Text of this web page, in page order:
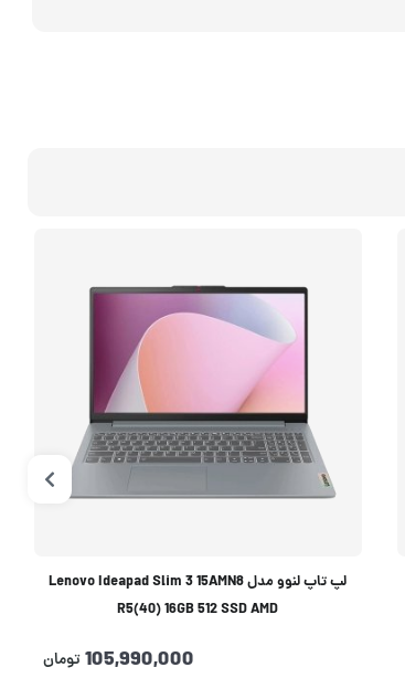
لپ تاپ لنوو مدل Lenovo Ideapad Slim 3 15AMN8
R5(40) 16GB 512 SSD AMD
105,990,000تومان